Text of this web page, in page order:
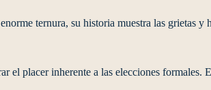
ternura, su historia muestra las grietas
el placer inherente a las elecciones